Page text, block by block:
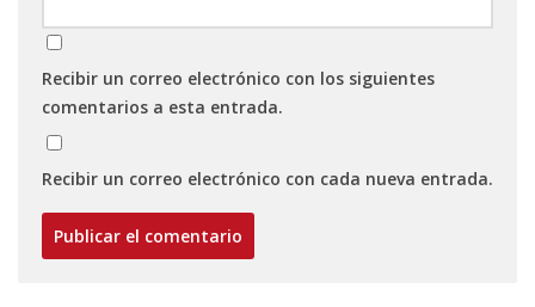
Recibir un correo electrónico con los siguientes
comentarios a esta entrada.
Recibir un correo electrónico con cada nueva entrada.